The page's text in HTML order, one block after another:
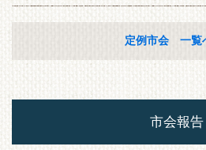
定例市会 一覧
市会報告